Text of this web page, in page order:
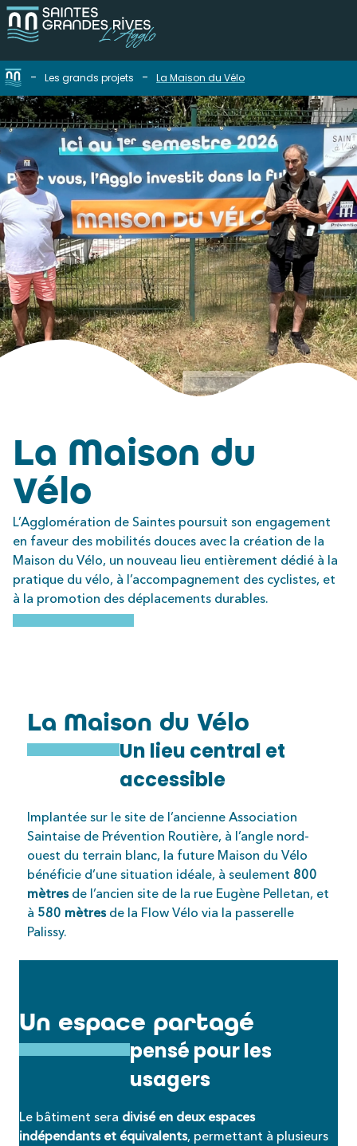
- Les grands projets - La Maison du Vélo
La Maison du
Vélo
L’Agglomération de Saintes poursuit son engagement
en faveur des mobilités douces avec la création de la
Maison du Vélo, un nouveau lieu entièrement dédié à la
pratique du vélo, à l’accompagnement des cyclistes, et
à la promotion des déplacements durables.
La Maison du Vélo
Un lieu central et
accessible
Implantée sur le site de l’ancienne Association
Saintaise de Prévention Routière, à l’angle nord-
ouest du terrain blanc, la future Maison du Vélo
bénéficie d’une situation idéale, à seulement 800
mètresde l’ancien site de la rue Eugène Pelletan, et
à 580 mètresde la Flow Vélo via la passerelle
Palissy.
Un espace partagé
pensé pour les
usagers
Le bâtiment sera divisé en deux espaces
indépendants et équivalents, permettant à plusieurs